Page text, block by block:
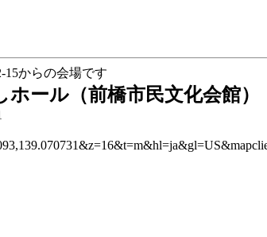
15からの会場です
ール（前橋市民文化会館）